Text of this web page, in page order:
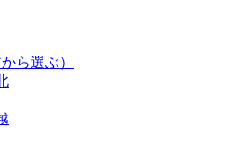
ら選ぶ）